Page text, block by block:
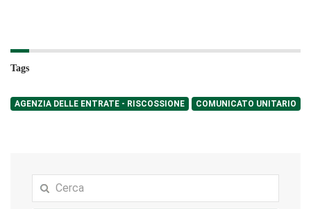
Tags
AGENZIA DELLE ENTRATE - RISCOSSIONE COMUNICATO UNITARIO